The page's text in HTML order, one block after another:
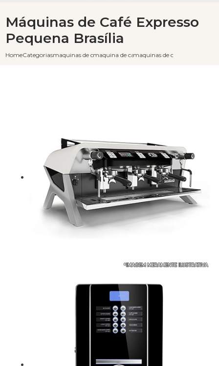
HomeCategoriasmaquinas de cafe expressomaquina de cafe expresso automatica
maquinas de cafe expresso
Máquinas de Café Expresso
Pequena Brasília